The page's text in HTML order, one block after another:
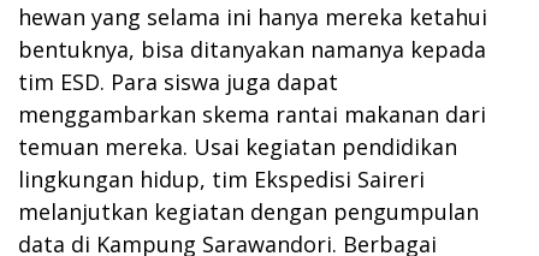
hewan yang selama ini hanya mereka ketahui
bentuknya, bisa ditanyakan namanya kepada
tim ESD. Para siswa juga dapat
menggambarkan skema rantai makanan dari
temuan mereka. Usai kegiatan pendidikan
lingkungan hidup, tim Ekspedisi Saireri
melanjutkan kegiatan dengan pengumpulan
data di Kampung Sarawandori. Berbagai